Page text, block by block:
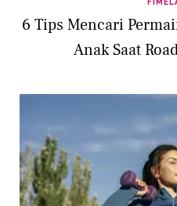
6 Tips Mencari
Anak Saat